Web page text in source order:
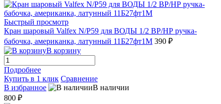
Быстрый просмотр
Кран шаровый Valfex N/P59 для ВОДЫ 1/2 ВР/НР ручка-
бабочка, американка, латунный 11Б27фт1М 390 ₽
В корзину
Подробнее
Купить в 1 клик Сравнение
В избранное
В наличии
800 ₽